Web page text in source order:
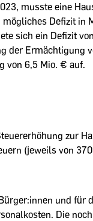
musste eine
Defizit in
sich ein Defizit
der Ermächtigung
von 6,5 Mio. € auf.
zur
(jeweils von
und für
Die